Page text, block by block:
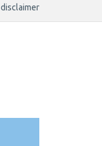
disclaimer